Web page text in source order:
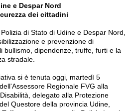
e Despar Nord
dei cittadini
di Stato di Udine e Despar Nord,
e prevenzione di
bullismo, dipendenze, truffe, furti e la
stradale.
si è tenuta oggi, martedì 5
Regionale FVG alla
delegato alla Protezione
Questore della provincia Udine,